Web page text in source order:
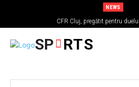
NEWS
CFR Cluj, pregătit pentru
SP RTS